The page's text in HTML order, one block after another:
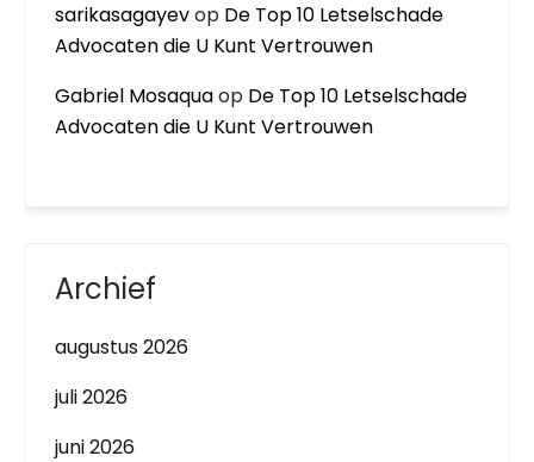
sarikasagayevop De Top 10 Letselschade
Advocaten die U Kunt Vertrouwen
Gabriel Mosaquaop De Top 10 Letselschade
Advocaten die U Kunt Vertrouwen
Archief
augustus 2026
juli 2026
juni 2026